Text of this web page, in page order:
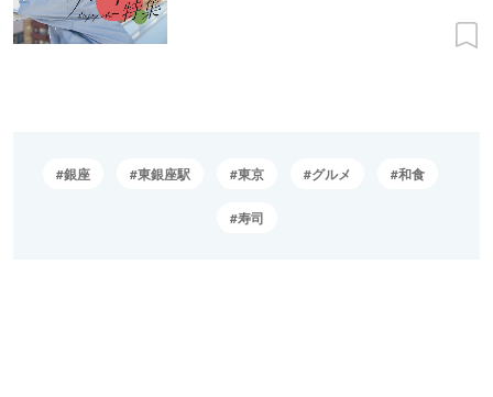
銀座 東銀座駅 東京 グルメ 和食
寿司